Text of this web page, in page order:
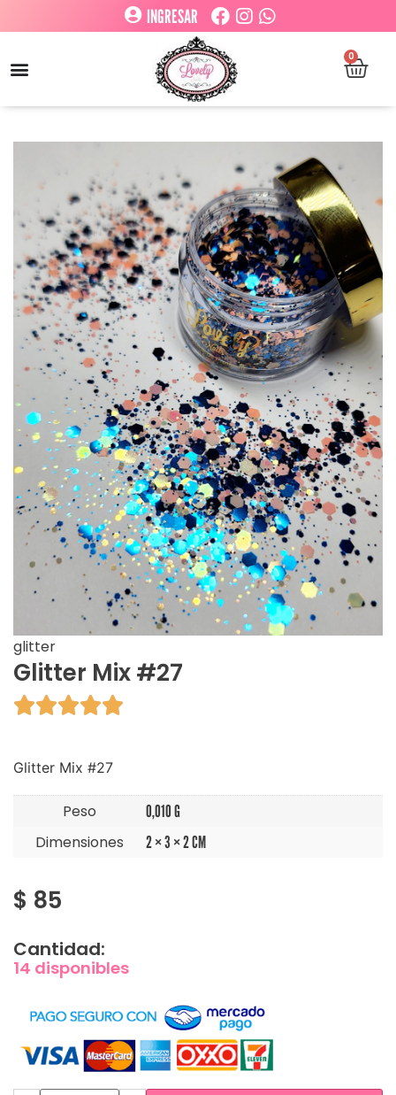
INGRESAR
0
glitter
Glitter Mix #27

Glitter Mix #27
Peso 0,010 G
Dimensiones 2 × 3 × 2 CM
$ 85
Cantidad:
14 disponibles